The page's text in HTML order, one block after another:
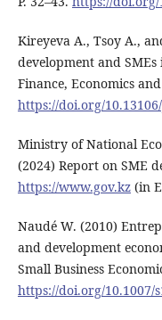
Kireyeva A., Tsoy A.,
development and
Finance, Economics
https://doi.org/
Ministry of National
(2024) Report on SME
https://www.gov.kz(in
Naudé W. (2010)
and development
Small Business
https://doi.org/10.1007/